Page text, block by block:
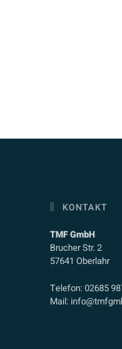
KONTAKT
TMF GmbH
Brucher Str. 2
57641 Oberlahr
Telefon: 02685
Mail: